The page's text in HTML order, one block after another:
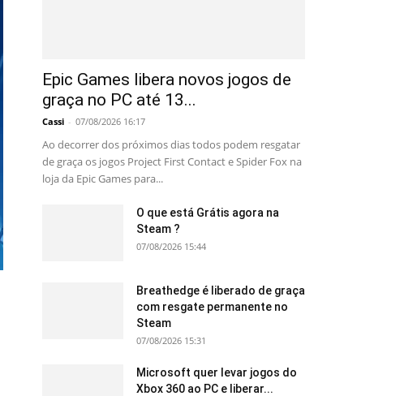
Epic Games libera novos jogos de
graça no PC até 13...
Cassi - 07/08/2026 16:17
Ao decorrer dos próximos dias todos podem resgatar
de graça os jogos Project First Contact e Spider Fox na
loja da Epic Games para...
O que está Grátis agora na
Steam ?
07/08/2026 15:44
Breathedge é liberado de graça
com resgate permanente no
Steam
07/08/2026 15:31
Microsoft quer levar jogos do
Xbox 360 ao PC e liberar...